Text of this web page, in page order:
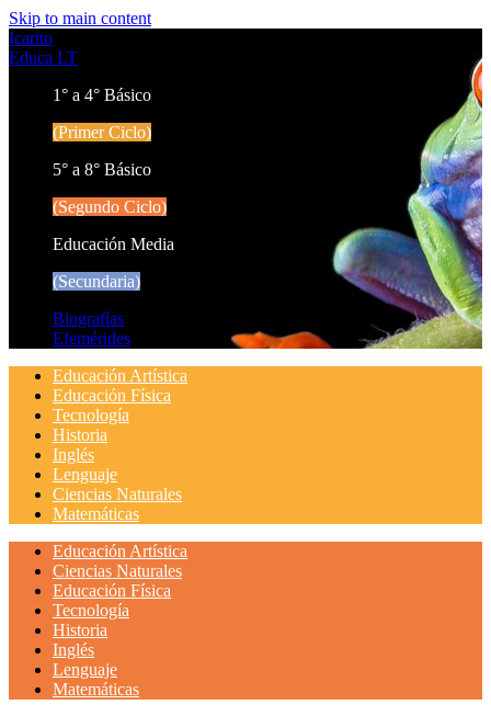
Skip to main content
Icarito
Educa LT
1° a 4° Básico
(Primer Ciclo)
5° a 8° Básico
(Segundo Ciclo)
Educación Media
(Secundaria)
Biografías
Efemérides
Educación Artística
Educación Física
Tecnología
Historia
Inglés
Lenguaje
Ciencias Naturales
Matemáticas
Educación Artística
Ciencias Naturales
Educación Física
Tecnología
Historia
Inglés
Lenguaje
Matemáticas